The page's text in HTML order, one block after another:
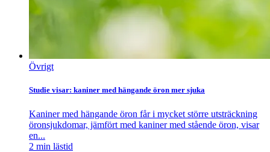
Övrigt
Studie visar: kaniner med hängande öron mer sjuka
Kaniner med hängande öron får i mycket större utsträckning
öronsjukdomar, jämfört med kaniner med stående öron, visar
en...
2 min lästid